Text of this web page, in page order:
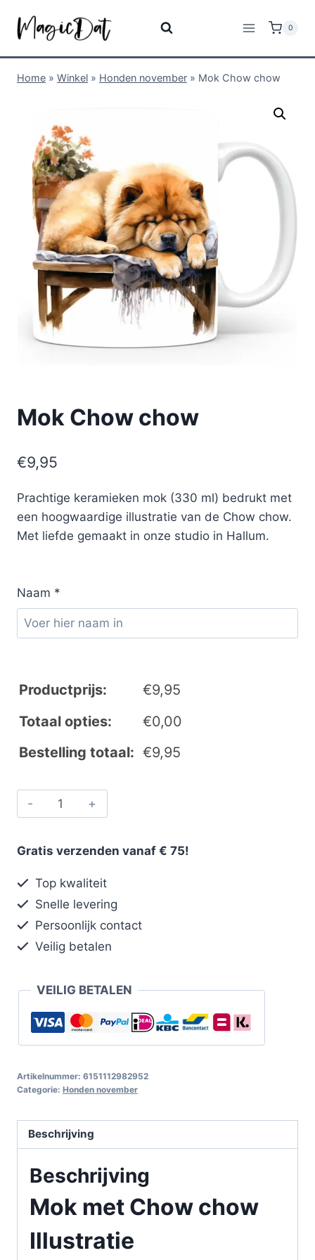
0
Home » Winkel » Honden november » Mok Chow chow
Mok Chow chow
€9,95
Prachtige keramieken mok (330 ml) bedrukt met
een hoogwaardige illustratie van de Chow chow.
Met liefde gemaakt in onze studio in Hallum.
Naam *
Productprijs: €9,95
Totaal opties:
€0,00
Bestelling totaal: €9,95
Gratis verzenden vanaf € 75!
Top kwaliteit
Snelle levering
Persoonlijk contact
Veilig betalen
VEILIG BETALEN
Artikelnummer: 6151112982952
Categorie: Honden november
Beschrijving
Beschrijving
Mok met Chow chow
Illustratie